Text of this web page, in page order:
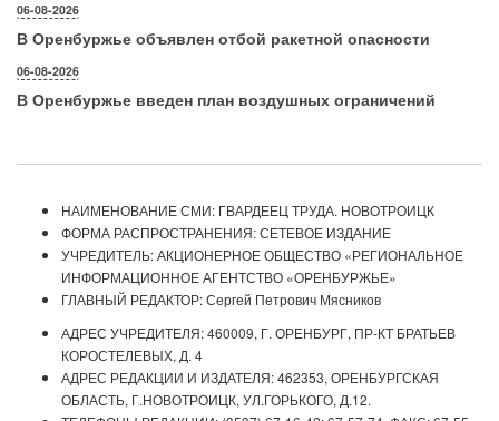
06-08-2026
В Оренбуржье объявлен отбой ракетной опасности
06-08-2026
В Оренбуржье введен план воздушных ограничений
НАИМЕНОВАНИЕ СМИ: ГВАРДЕЕЦ ТРУДА. НОВОТРОИЦК
ФОРМА РАСПРОСТРАНЕНИЯ: СЕТЕВОЕ ИЗДАНИЕ
УЧРЕДИТЕЛЬ: АКЦИОНЕРНОЕ ОБЩЕСТВО «РЕГИОНАЛЬНОЕ
ИНФОРМАЦИОННОЕ АГЕНТСТВО «ОРЕНБУРЖЬЕ»
ГЛАВНЫЙ РЕДАКТОР: Сергей Петрович Мясников
АДРЕС УЧРЕДИТЕЛЯ: 460009, Г. ОРЕНБУРГ, ПР-КТ БРАТЬЕВ
КОРОСТЕЛЕВЫХ, Д. 4
АДРЕС РЕДАКЦИИ И ИЗДАТЕЛЯ: 462353, ОРЕНБУРГСКАЯ
ОБЛАСТЬ, Г.НОВОТРОИЦК, УЛ.ГОРЬКОГО, Д.12.